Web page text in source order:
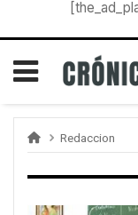
Redaccion